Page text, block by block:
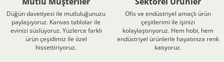
Düğün davetiyesi ile mutluluğunuzu
paylaşıyoruz. Kanvas tablolar ile
evinizi süslüyoruz. Yüzlerce farklı
ürün çeşidimiz ile özel
hissettiriyoruz.
Ofis ve endüstriyel amaçlı ürün
çeşitlerimi ile işinizi
kolaylaştırıyoruz. Hem hobi, hem
endüstriyel ürünlerle hayatınıza renk
katıyoruz.